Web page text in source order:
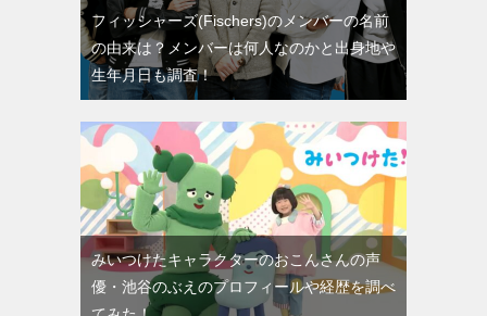
フィッシャーズ(Fischers)のメンバーの名前
の由来は？メンバーは何人なのかと出身地や
生年月日も調査！
みいつけたキャラクターのおこんさんの声
優・池谷のぶえのプロフィールや経歴を調べ